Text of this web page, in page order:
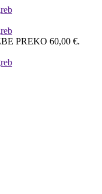
PREKO 60,00 €.